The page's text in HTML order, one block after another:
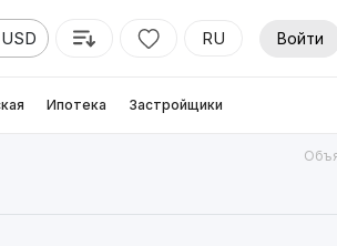
USD RU Войти
Ипотека Застройщики